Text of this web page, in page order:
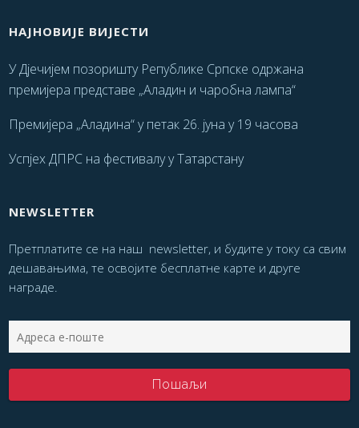
НАЈНОВИЈЕ ВИЈЕСТИ
У Дјечијем позоришту Републике Српске одржана
премијера представе „Аладин и чаробна лампа“
Премијера „Аладина“ у петак 26. јуна у 19 часова
Успјех ДПРС на фестивалу у Татарстану
NEWSLETTER
Претплатите се на наш newsletter, и будите у току са свим
дешавањима, те освојите бесплатне карте и друге
награде.